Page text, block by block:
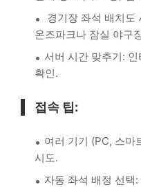
경기장 좌석 배치도
온즈파크나 잠실 야구
서버 시간 맞추기:
확인.
접속 팁:
여러 기기 (PC, 스마
시도.
자동 좌석 배정 선택